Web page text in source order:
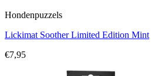
Hondenpuzzels
Lickimat Soother Limited Edition Mint
€7,95